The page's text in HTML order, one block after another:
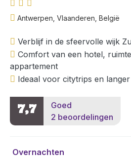
Antwerpen, Vlaanderen, België
Verblijf in de sfeervolle wijk
Comfort van een hotel,
appartement
Ideaal voor citytrips en
7,7
Goed
2 beoordelingen
Overnachten